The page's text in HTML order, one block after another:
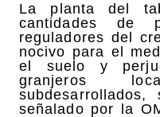
La planta del
cantidades de
reguladores del
nocivo para el
el suelo y
granjeros
señalado por la